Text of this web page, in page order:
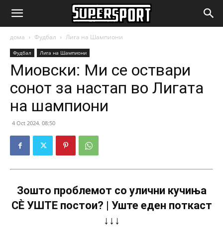
SuperSport.mk
дома Фудбал Лига на Шампиони
Фудбал Лига на Шампиони
Миовски: Ми се оствари
сонот за настап во Лигата
на шампиони
4 Oct 2024. 08:50
Зошто проблемот со улични кучиња
СÈ УШТЕ постои? | Уште еден поткаст
↓↓↓